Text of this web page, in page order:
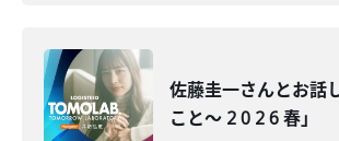
佐藤圭一さんとお話
こと〜 2 0 2 6 春」